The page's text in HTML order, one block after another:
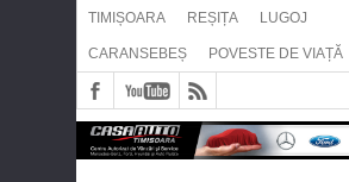
TIMIȘOARA REȘIȚA LUGOJ
CARANSEBEȘ POVESTE DE VIAȚĂ